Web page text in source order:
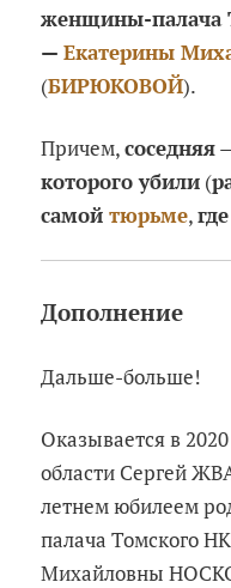
женщины-палача
—Екатерины
(БИРЮКОВОЙ).
Причем,соседняя
которого убили (
самойтюрьме,
Дополнение
Дальше-больше!
Оказывается в
области Сергей
летнем юбилеем
палача Томского
Михайловны